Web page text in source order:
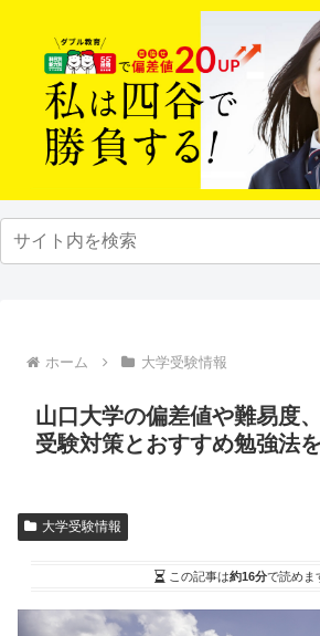
ホーム 大学受験情報
山口大学の偏差値や難易度
受験対策とおすすめ勉強法
大学受験情報
この記事は約16分で読めま